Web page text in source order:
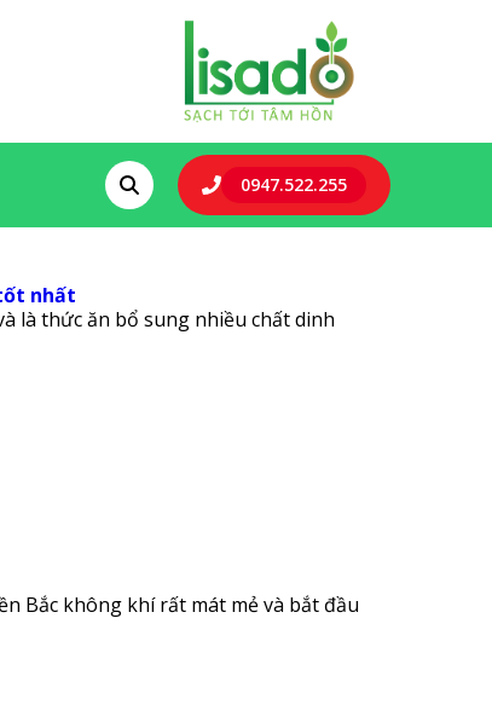
0947.522.255
nhất
là thức ăn bổ sung nhiều chất dinh
Bắc không khí rất mát mẻ và bắt đầu